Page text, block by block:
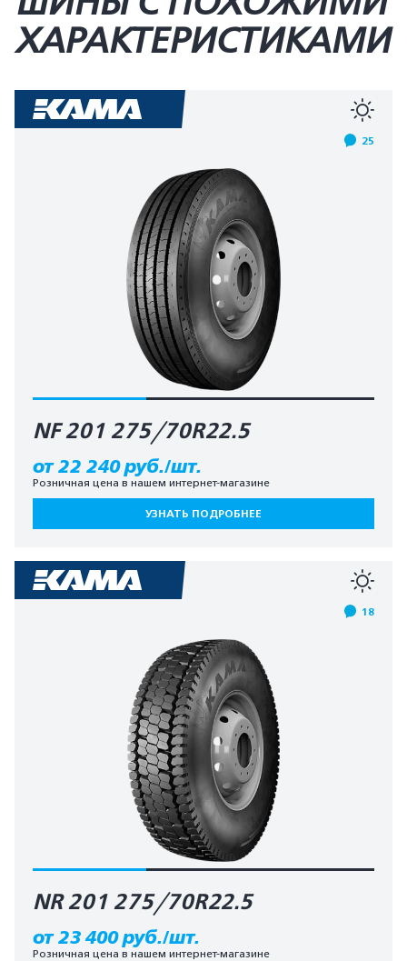
ХАРАКТЕРИСТИКАМИ
25
NF 201 275/70R22.5
от 22 240 руб./шт.
Розничная цена в нашем интернет-магазине
УЗНАТЬ ПОДРОБНЕЕ
18
NR 201 275/70R22.5
от 23 400 руб./шт.
Розничная цена в нашем интернет-магазине